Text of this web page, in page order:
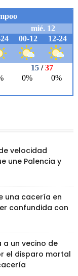
velocidad
une Palencia y
una cacería en
confundida con
a un vecino de
el disparo mortal